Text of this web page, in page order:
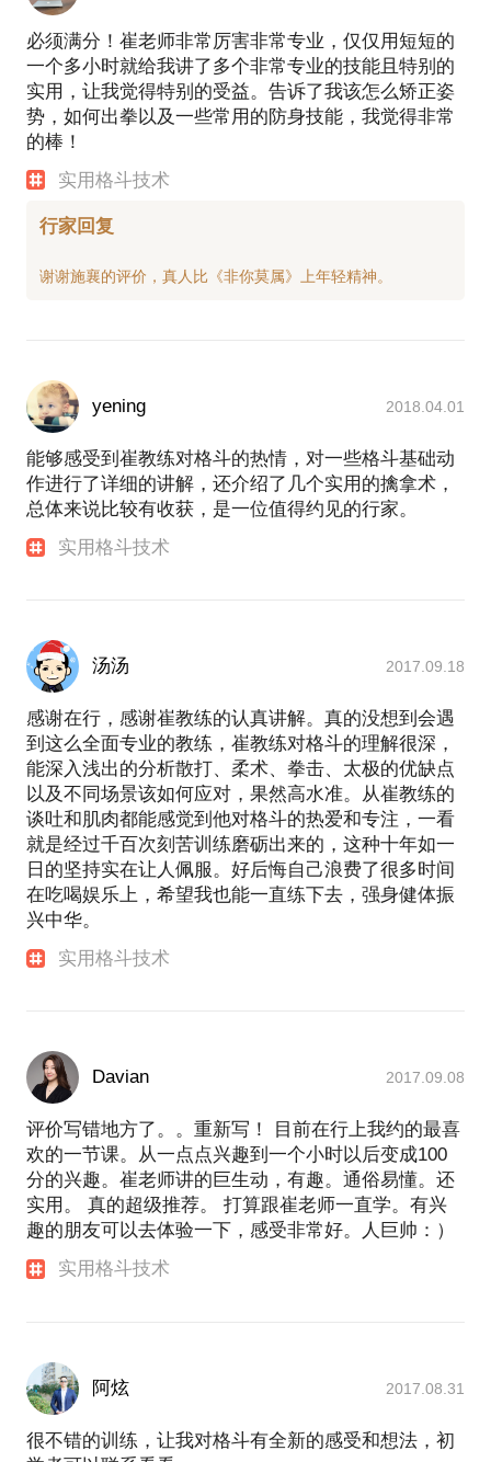
必须满分！崔老师非常厉害非常专业，仅仅用短短的
一个多小时就给我讲了多个非常专业的技能且特别的
实用，让我觉得特别的受益。告诉了我该怎么矫正姿
势，如何出拳以及一些常用的防身技能，我觉得非常
的棒！
实用格斗技术
行家回复
yening 2018.04.01
能够感受到崔教练对格斗的热情，对一些格斗基础动
作进行了详细的讲解，还介绍了几个实用的擒拿术，
总体来说比较有收获，是一位值得约见的行家。
实用格斗技术
汤汤 2017.09.18
感谢在行，感谢崔教练的认真讲解。真的没想到会遇
到这么全面专业的教练，崔教练对格斗的理解很深，
能深入浅出的分析散打、柔术、拳击、太极的优缺点
以及不同场景该如何应对，果然高水准。从崔教练的
谈吐和肌肉都能感觉到他对格斗的热爱和专注，一看
就是经过千百次刻苦训练磨砺出来的，这种十年如一
日的坚持实在让人佩服。好后悔自己浪费了很多时间
在吃喝娱乐上，希望我也能一直练下去，强身健体振
兴中华。
实用格斗技术
Davian 2017.09.08
评价写错地方了。。重新写！ 目前在行上我约的最喜
欢的一节课。从一点点兴趣到一个小时以后变成100
分的兴趣。崔老师讲的巨生动，有趣。通俗易懂。还
实用。 真的超级推荐。 打算跟崔老师一直学。有兴
趣的朋友可以去体验一下，感受非常好。人巨帅：）
实用格斗技术
阿炫 2017.08.31
很不错的训练，让我对格斗有全新的感受和想法，初